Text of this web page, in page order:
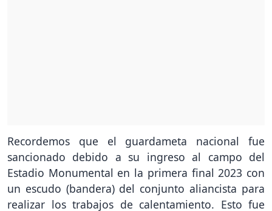
Recordemos que el guardameta nacional fue
sancionado debido a su ingreso al campo del
Estadio Monumental en la primera final 2023 con
un escudo (bandera) del conjunto aliancista para
realizar los trabajos de calentamiento. Esto fue